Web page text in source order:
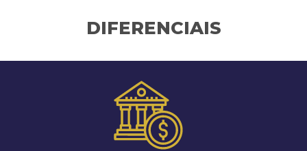
DIFERENCIAIS